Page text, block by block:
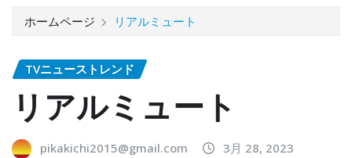
ホームページ リアルミュート
TVニューストレンド
リアルミュート
pikakichi2015@gmail.com
3月 28, 2023